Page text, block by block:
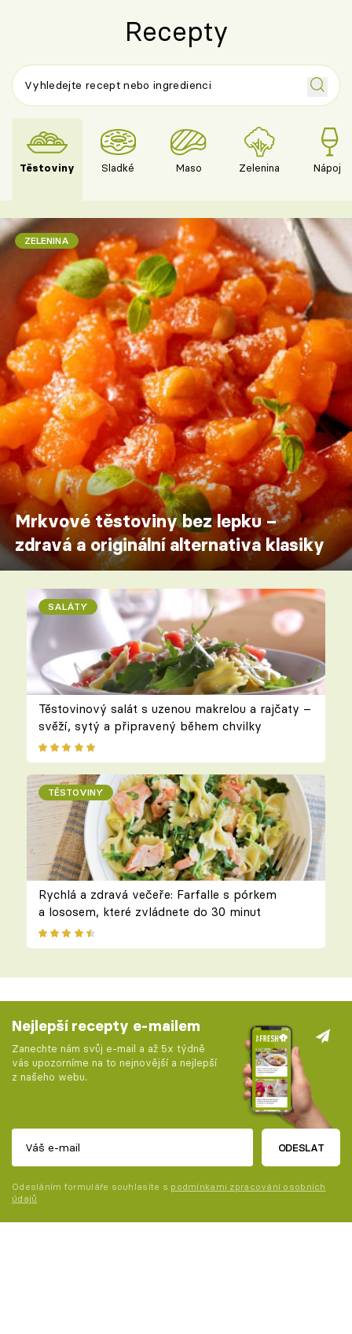
Recepty
Těstoviny Sladké Maso Zelenina Nápoje
ZELENINA
Mrkvové těstoviny bez lepku –
zdravá a originální alternativa klasiky
SALÁTY
Těstovinový salát s uzenou makrelou a rajčaty –
svěží, sytý a připravený během chvilky
TĚSTOVINY
Rychlá a zdravá večeře: Farfalle s pórkem
a lososem, které zvládnete do 30 minut
Nejlepší recepty e-mailem
Zanechte nám svůj e-mail a až 5x týdně
vás upozorníme na to nejnovější a nejlepší
z našeho webu.
ODESLAT
Odesláním formuláře souhlasíte s podmínkami zpracování osobních
údajů